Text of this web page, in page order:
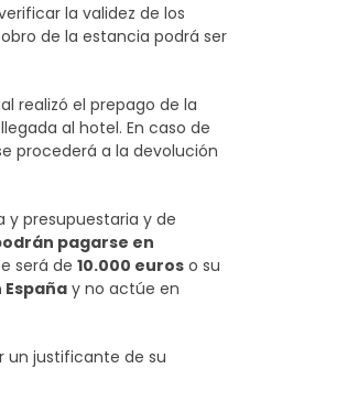
la validez de los
de la estancia podrá ser
realizó el prepago de la
al hotel. En caso de
procederá a la devolución
y presupuestaria y de
pagarse en
será de 10.000 euros o su
y no actúe en
un justificante de su